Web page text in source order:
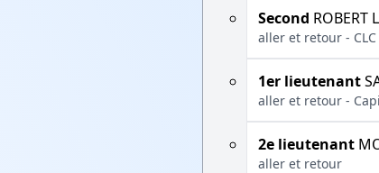
Second ROBERT
aller et retour - CLC
1er lieutenant
aller et retour -
2e lieutenant
aller et retour